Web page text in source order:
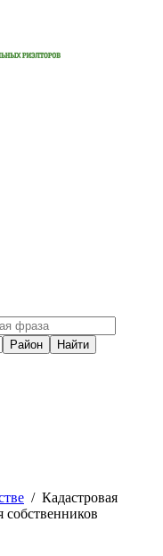
/ Кадастровая
собственников